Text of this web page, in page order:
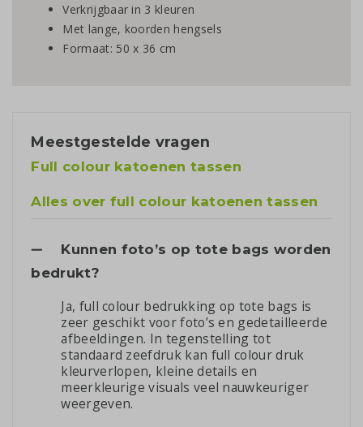
Verkrijgbaar in 3 kleuren
Met lange, koorden hengsels
Formaat: 50 x 36 cm
Meestgestelde vragen
Full colour katoenen tassen
Alles over full colour katoenen tassen
Kunnen foto’s op tote bags worden
bedrukt?
Ja, full colour bedrukking op tote bags is
zeer geschikt voor foto’s en gedetailleerde
afbeeldingen. In tegenstelling tot
standaard zeefdruk kan full colour druk
kleurverlopen, kleine details en
meerkleurige visuals veel nauwkeuriger
weergeven.